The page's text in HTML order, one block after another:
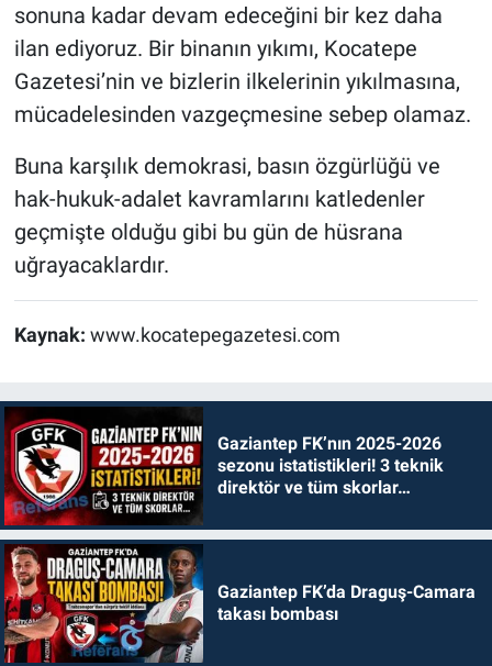
sonuna kadar devam edeceğini bir kez daha
ilan ediyoruz. Bir binanın yıkımı, Kocatepe
Gazetesi’nin ve bizlerin ilkelerinin yıkılmasına,
mücadelesinden vazgeçmesine sebep olamaz.
Buna karşılık demokrasi, basın özgürlüğü ve
hak-hukuk-adalet kavramlarını katledenler
geçmişte olduğu gibi bu gün de hüsrana
uğrayacaklardır.
Kaynak: www.kocatepegazetesi.com
Gaziantep FK’nın 2025-2026
sezonu istatistikleri! 3 teknik
direktör ve tüm skorlar…
Gaziantep FK’da Draguş-Camara
takası bombası